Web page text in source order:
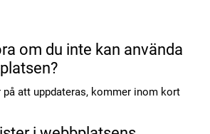
om du inte kan använda
på att uppdateras, kommer inom kort